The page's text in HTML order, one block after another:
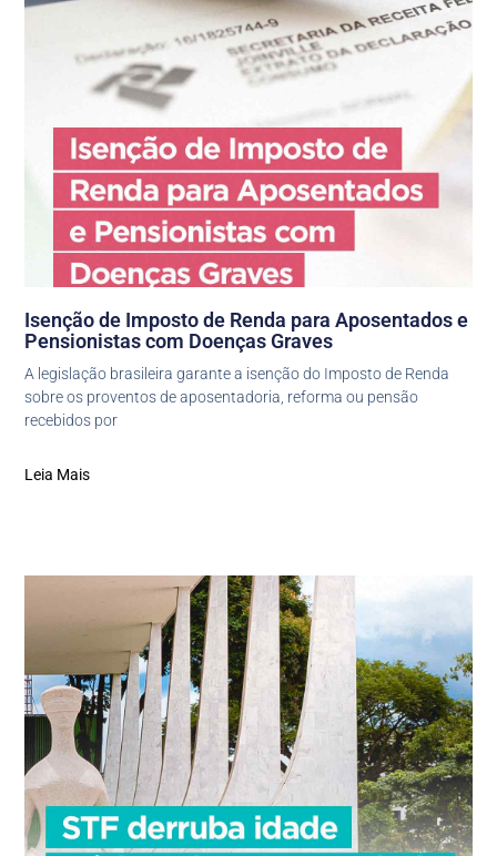
Isenção de Imposto de Renda para Aposentados e
Pensionistas com Doenças Graves
A legislação brasileira garante a isenção do Imposto de Renda
sobre os proventos de aposentadoria, reforma ou pensão
recebidos por
Leia Mais